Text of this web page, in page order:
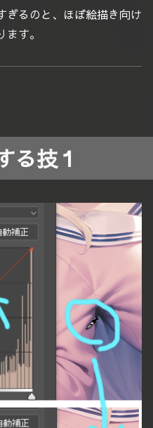
ぎるのと、ほぼ絵描き向け
す。
る技１